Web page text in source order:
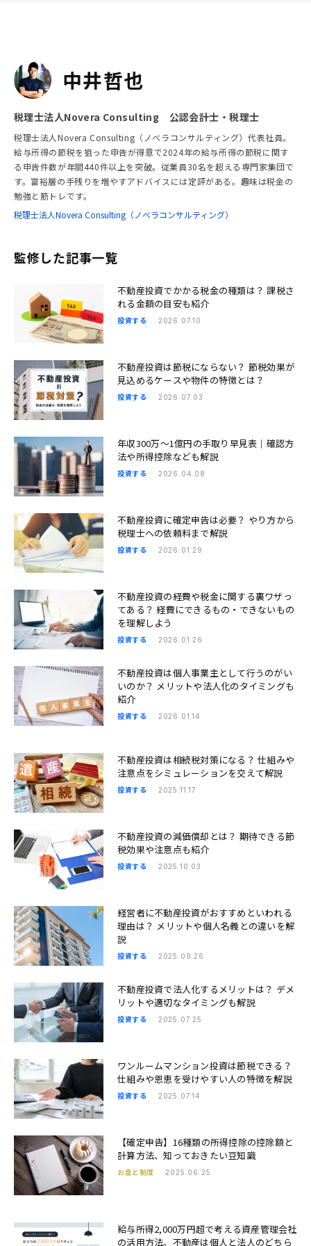
中井哲也
税理士法人Novera Consulting 公認会計士・税理士
税理士法人Novera Consulting（ノベラコンサルティング）代表社員。
給与所得の節税を狙った申告が得意で2024年の給与所得の節税に関す
る申告件数が年間440件以上を突破。従業員30名を超える専門家集団で
す。富裕層の手残りを増やすアドバイスには定評がある。趣味は税金の
勉強と筋トレです。
税理士法人Novera Consulting（ノベラコンサルティング）
監修した記事一覧
不動産投資でかかる税金の種類は？ 課税さ
れる金額の目安も紹介
投資する 2026.07.10
不動産投資は節税にならない？ 節税効果が
見込めるケースや物件の特徴とは？
投資する 2026.07.03
年収300万〜1億円の手取り早見表｜確認方
法や所得控除なども解説
投資する 2026.04.08
不動産投資に確定申告は必要？ やり方から
税理士への依頼料まで解説
投資する 2026.01.29
不動産投資の経費や税金に関する裏ワザっ
てある？ 経費にできるもの・できないもの
を理解しよう
投資する 2026.01.26
不動産投資は個人事業主として行うのがい
いのか？ メリットや法人化のタイミングも
紹介
投資する 2026.01.14
不動産投資は相続税対策になる？ 仕組みや
注意点をシミュレーションを交えて解説
投資する 2025.11.17
不動産投資の減価償却とは？ 期待できる節
税効果や注意点も紹介
投資する 2025.10.03
経営者に不動産投資がおすすめといわれる
理由は？ メリットや個人名義との違いを解
説
投資する 2025.09.26
不動産投資で法人化するメリットは？ デメ
リットや適切なタイミングも解説
投資する 2025.07.25
ワンルームマンション投資は節税できる？
仕組みや恩恵を受けやすい人の特徴を解説
投資する 2025.07.14
【確定申告】16種類の所得控除の控除額と
計算方法、知っておきたい豆知識
お金と制度 2025.06.25
給与所得2,000万円超で考える資産管理会社
の活用方法。不動産は個人と法人のどちら